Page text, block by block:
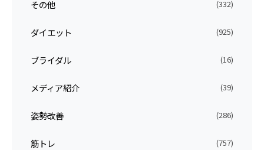
その他 (332)
ダイエット (925)
ブライダル (16)
メディア紹介 (39)
姿勢改善 (286)
筋トレ (757)